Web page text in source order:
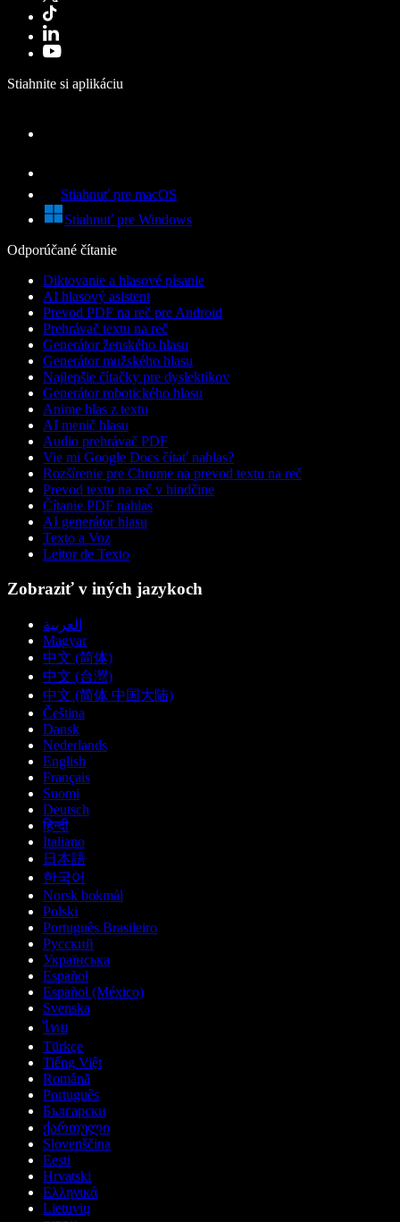
Stiahnite si aplikáciu
Stiahnuť pre macOS
Stiahnuť pre Windows
Odporúčané čítanie
Diktovanie a hlasové písanie
AI hlasový asistent
Prevod PDF na reč pre Android
Prehrávač textu na reč
Generátor ženského hlasu
Generátor mužského hlasu
Najlepšie čítačky pre dyslektikov
Generátor robotického hlasu
Anime hlas z textu
AI menič hlasu
Audio prehrávač PDF
Vie mi Google Docs čítať nahlas?
Rozšírenie pre Chrome na prevod textu na reč
Prevod textu na reč v hindčine
Čítanie PDF nahlas
AI generátor hlasu
Texto a Voz
Leitor de Texto
Zobraziť v iných jazykoch
العربية
Magyar
中文 (简体)
中文 (台灣)
中文 (简体 中国大陆)
Čeština
Dansk
Nederlands
English
Français
Suomi
Deutsch
हिन्दी
Italiano
日本語
한국어
Norsk bokmål
Polski
Português Brasileiro
Русский
Українська
Español
Español (México)
Svenska
ไทย
Türkçe
Tiếng Việt
Română
Português
Български
ქართული
Slovenščina
Eesti
Hrvatski
Ελληνικά
Lietuvių